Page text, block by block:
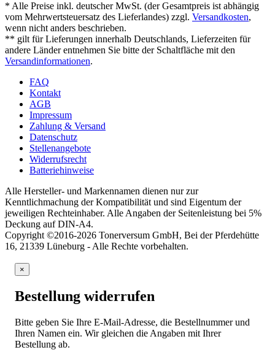
* Alle Preise inkl. deutscher MwSt. (der Gesamtpreis ist abhängig
vom Mehrwertsteuersatz des Lieferlandes) zzgl. Versandkosten,
wenn nicht anders beschrieben.
** gilt für Lieferungen innerhalb Deutschlands, Lieferzeiten für
andere Länder entnehmen Sie bitte der Schaltfläche mit den
Versandinformationen.
FAQ
Kontakt
AGB
Impressum
Zahlung & Versand
Datenschutz
Stellenangebote
Widerrufsrecht
Batteriehinweise
Alle Hersteller- und Markennamen dienen nur zur
Kenntlichmachung der Kompatibilität und sind Eigentum der
jeweiligen Rechteinhaber. Alle Angaben der Seitenleistung bei 5%
Deckung auf DIN-A4.
Copyright ©2016-2026 Tonerversum GmbH, Bei der Pferdehütte
16, 21339 Lüneburg - Alle Rechte vorbehalten.
×
Bestellung widerrufen
Bitte geben Sie Ihre E-Mail-Adresse, die Bestellnummer und
Ihren Namen ein. Wir gleichen die Angaben mit Ihrer
Bestellung ab.